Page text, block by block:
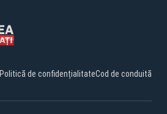
Politică de confidențialitateCod de conduită